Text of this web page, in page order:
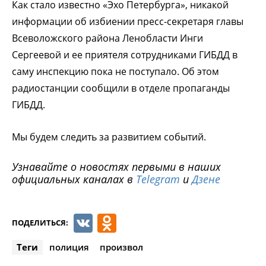
Как стало известно «Эхо Петербурга», никакой
информации об избиении пресс-секретаря главы
Всеволожского района Ленобласти Инги
Сергеевой и ее приятеля сотрудниками ГИБДД в
саму инспекцию пока не поступало. Об этом
радиостанции сообщили в отделе пропаганды
ГИБДД.
Мы будем следить за развитием событий.
Узнавайте о новостях первыми в наших
официальных каналах в Telegram иДзене
ПОДЕЛИТЬСЯ: VK
Теги полиция произвол